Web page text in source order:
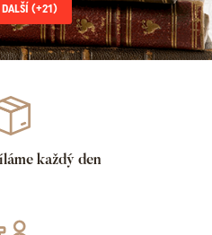
(+21)
každý den